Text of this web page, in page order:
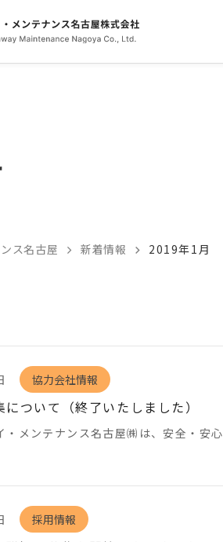
ス名古屋 新着情報 2019年1月
協力会社情報
ついて（終了いたしました）
・メンテナンス名古屋㈱は、安全・安
採用情報